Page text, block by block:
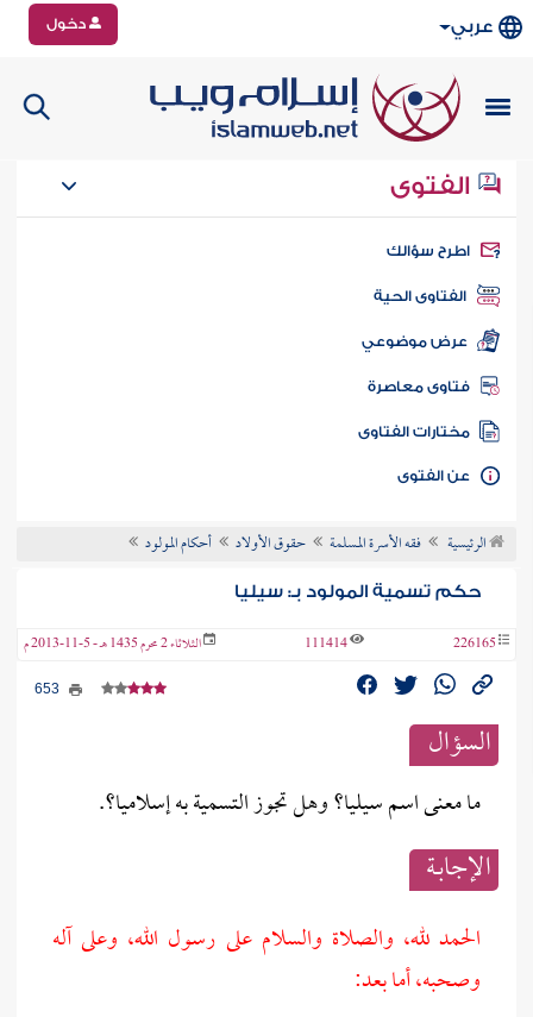
عربي دخول
الفتوى
سؤالك
الفتاوى الحية
عرض موضوعي
فتاوى معاصرة
مختارات الفتاوى
الفتوى
الرئيسية فقه الأسرة المسلمة حقوق الأولاد أحكام المولود
حكم تسمية المولود بـ: سيليا
226165
111414 الثلاثاء 2 محرم 1435 هـ - 5-11-2013 م
السؤال
ما معنى اسم سيليا؟ وهل تجوز التسمية به إسلاميا؟.
الإجابــة
الحمد لله، والصلاة والسلام على رسول الله، وعلى آله
وصحبه، أما بعد: